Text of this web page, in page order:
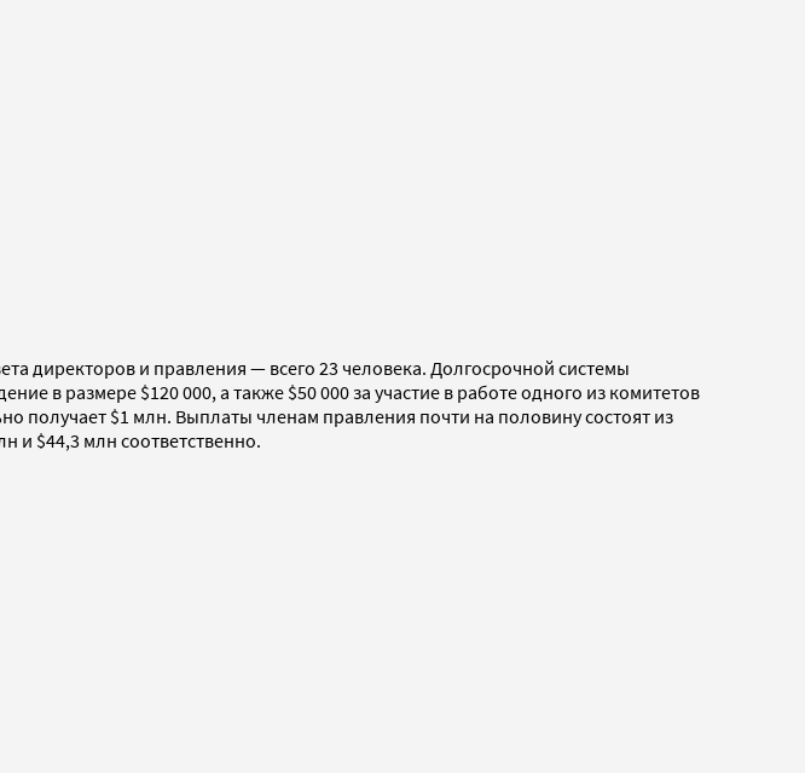
директоров и правления — всего 23 человека. Долгосрочной системы
в размере $120 000, а также $50 000 за участие в работе одного из комитетов
получает $1 млн. Выплаты членам правления почти на половину состоят из
и $44,3 млн соответственно.